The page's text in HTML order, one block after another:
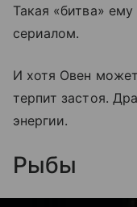
Такая «битва»
сериалом.
И хотя Овен
терпит застоя.
энергии.
Рыбы